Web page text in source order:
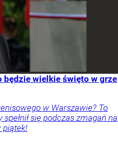
będzie wielkie święto w grze
w Warszawie? To
się podczas zmagań na
piątek!